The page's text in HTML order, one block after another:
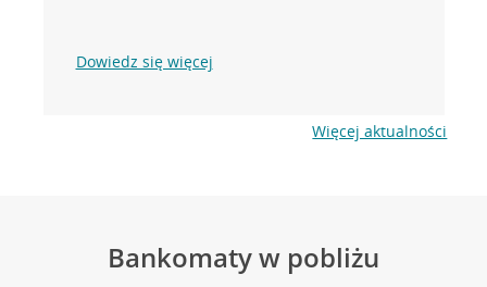
Dowiedz się więcej
Więcej aktualności
Bankomaty w pobliżu